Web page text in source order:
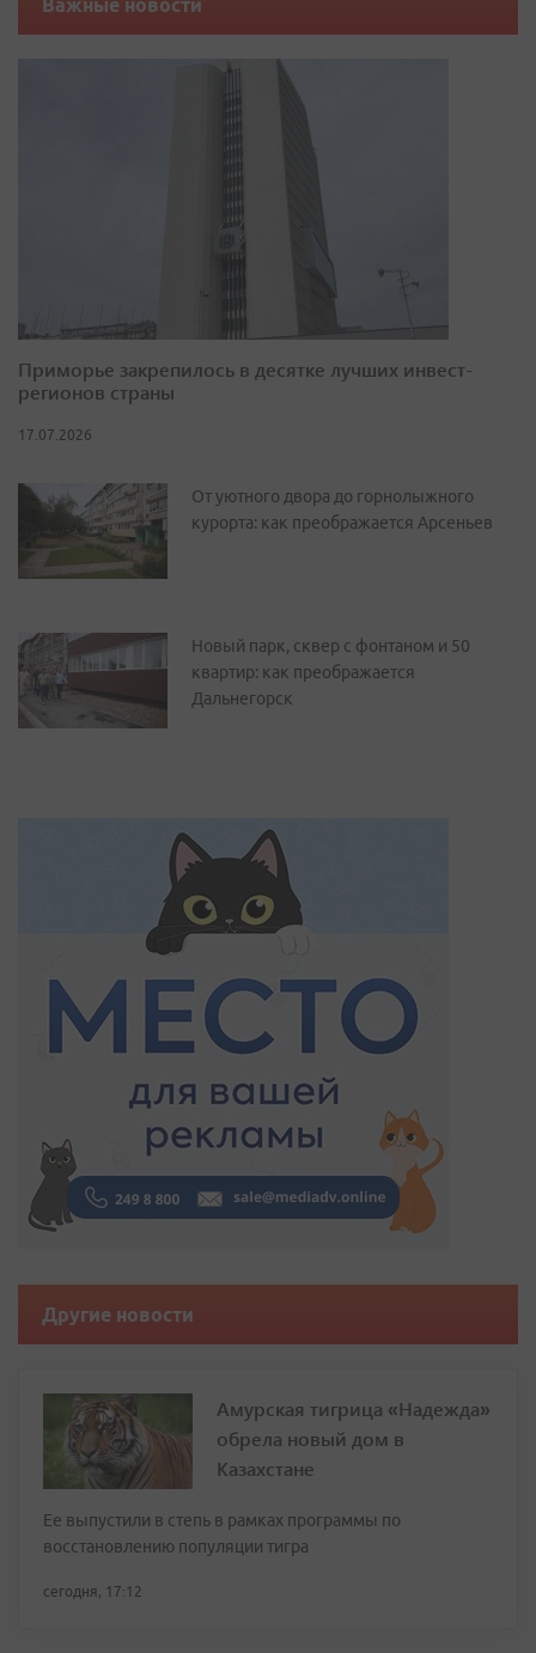
Важные новости
Приморье закрепилось в десятке лучших инвест-
регионов страны
17.07.2026
От уютного двора до горнолыжного
курорта: как преображается Арсеньев
Новый парк, сквер с фонтаном и 50
квартир: как преображается
Дальнегорск
Другие новости
Амурская тигрица «Надежда»
обрела новый дом в
Казахстане
Ее выпустили в степь в рамках программы по
восстановлению популяции тигра
сегодня, 17:12